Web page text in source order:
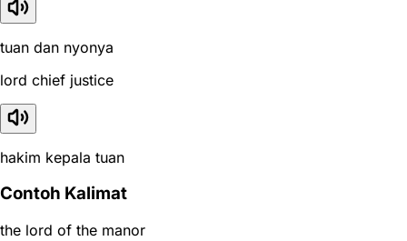
tuan dan nyonya
lord chief justice
hakim kepala tuan
Contoh Kalimat
the lord of the manor